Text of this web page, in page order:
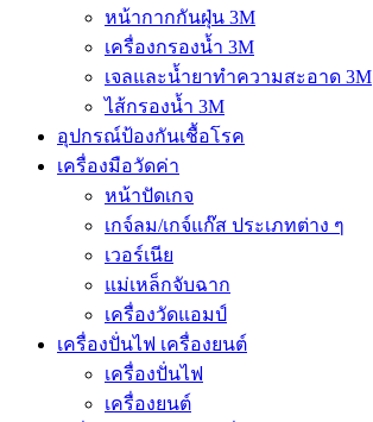
หน้ากากกันฝุ่น 3M
เครื่องกรองน้ำ 3M
เจลและน้ำยาทำความสะอาด 3M
ไส้กรองน้ำ 3M
อุปกรณ์ป้องกันเชื้อโรค
เครื่องมือวัดค่า
หน้าปัดเกจ
เกจ์ลม/เกจ์แก๊ส ประเภทต่าง ๆ
เวอร์เนีย
แม่เหล็กจับฉาก
เครื่องวัดแอมป์
เครื่องปั่นไฟ เครื่องยนต์
เครื่องปั่นไฟ
เครื่องยนต์